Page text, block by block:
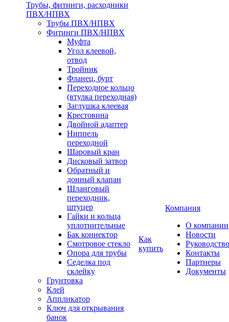
Трубы, фитинги, расходники
ПВХ/НПВХ
Трубы ПВХ/НПВХ
Фитинги ПВХ/НПВХ
Муфта
Угол клеевой,
отвод
Тройник
Фланец, бурт
Переходное кольцо
(втулка переходная)
Заглушка клеевая
Крестовина
Двойной адаптер
Ниппель
переходной
Шаровый кран
Дисковый затвор
Обратный и
донный клапан
Шланговый
переходник,
штуцер
Гайки и кольца
уплотнительные
Бак коннектор
Смотровое стекло
Опора для трубы
Седелка под
склейку
Грунтовка
Клей
Аппликатор
Ключ для открывания
банок
Как
купить
Компания
О компании
Новости
Руководство
Контакты
Партнеры
Документы